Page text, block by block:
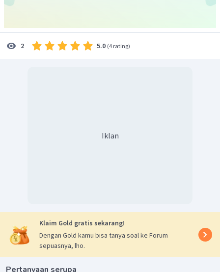
2 5.0 (4 rating)
Iklan
Klaim Gold gratis sekarang!
Dengan Gold kamu bisa tanya soal ke Forum
sepuasnya, lho.
Pertanyaan serupa